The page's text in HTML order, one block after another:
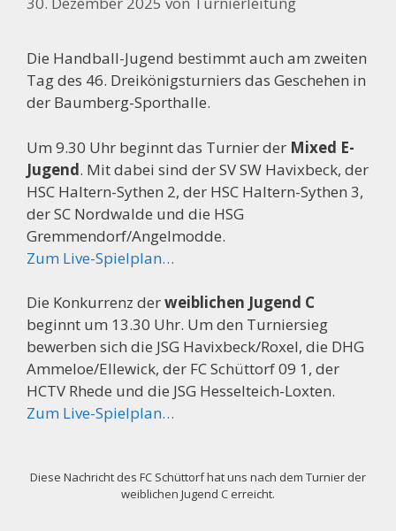
Die Handball-Jugend bestimmt auch am zweiten
Tag des 46. Dreikönigsturniers das Geschehen in
der Baumberg-Sporthalle.
Um 9.30 Uhr beginnt das Turnier der Mixed E-
Jugend. Mit dabei sind der SV SW Havixbeck, der
HSC Haltern-Sythen 2, der HSC Haltern-Sythen 3,
der SC Nordwalde und die HSG
Gremmendorf/Angelmodde.
Zum Live-Spielplan…
Die Konkurrenz derweiblichen Jugend C
beginnt um 13.30 Uhr. Um den Turniersieg
bewerben sich die JSG Havixbeck/Roxel, die DHG
Ammeloe/Ellewick, der FC Schüttorf 09 1, der
HCTV Rhede und die JSG Hesselteich-Loxten.
Zum Live-Spielplan…
Diese Nachricht des FC Schüttorf hat uns nach dem Turnier der
weiblichen Jugend C erreicht.